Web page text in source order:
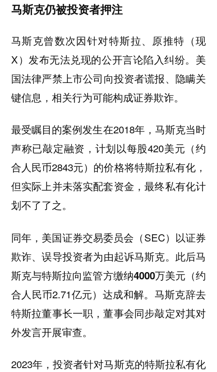
马斯克仍被投资者押注
马斯克曾数次因针对特斯拉、原推特（现
X）发布无法兑现的公开言论陷入纠纷。美
国法律严禁上市公司向投资者谎报、隐瞒关
键信息，相关行为可能构成证券欺诈。
最受瞩目的案例发生在2018年，马斯克当时
声称已敲定融资，计划以每股420美元（约
合人民币2843元）的价格将特斯拉私有化，
但实际上并未落实配套资金，最终私有化计
划不了了之。
同年，美国证券交易委员会（SEC）以证券
欺诈、误导投资者为由起诉马斯克。此后马
斯克与特斯拉向监管方缴纳4000万美元 （约
合人民币2.71亿元）达成和解。马斯克辞去
特斯拉董事长一职，董事会同步敲定对其对
外发言开展审查。
2023年，投资者针对马斯克的特斯拉私有化